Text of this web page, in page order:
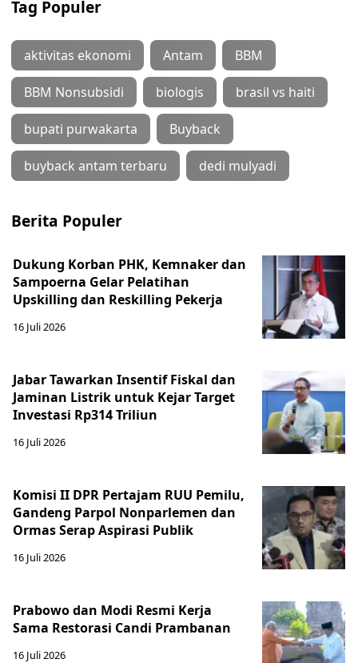
Tag Populer
aktivitas ekonomi Antam BBM
BBM Nonsubsidi biologis brasil vs haiti
bupati purwakarta Buyback
buyback antam terbaru dedi mulyadi
Berita Populer
Dukung Korban PHK, Kemnaker dan
Sampoerna Gelar Pelatihan
Upskilling dan Reskilling Pekerja
16 Juli 2026
Jabar Tawarkan Insentif Fiskal dan
Jaminan Listrik untuk Kejar Target
Investasi Rp314 Triliun
16 Juli 2026
Komisi II DPR Pertajam RUU Pemilu,
Gandeng Parpol Nonparlemen dan
Ormas Serap Aspirasi Publik
16 Juli 2026
Prabowo dan Modi Resmi Kerja
Sama Restorasi Candi Prambanan
16 Juli 2026